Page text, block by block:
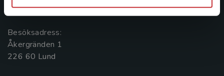
221 00 Lund
Besöksadress:
Åkergränden 1